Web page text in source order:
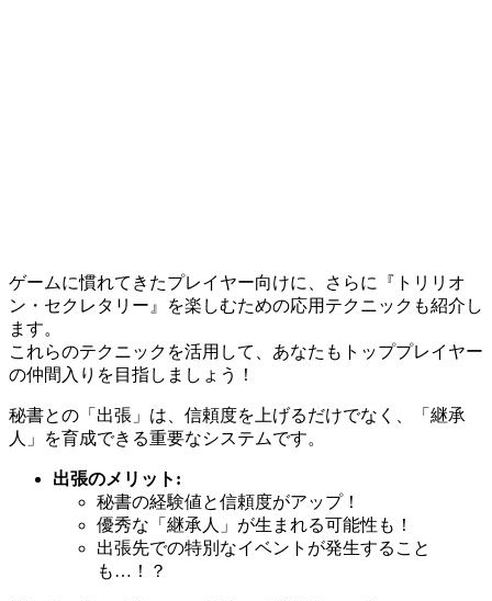
ゲームに慣れてきたプレイヤー向けに、さらに『トリリオ
ン・セクレタリー』を楽しむための応用テクニックも紹介し
ます。
これらのテクニックを活用して、あなたもトッププレイヤー
の仲間入りを目指しましょう！
秘書との「出張」は、信頼度を上げるだけでなく、「継承
人」を育成できる重要なシステムです。
出張のメリット:
秘書の経験値と信頼度がアップ！
優秀な「継承人」が生まれる可能性も！
出張先での特別なイベントが発生すること
も…！？